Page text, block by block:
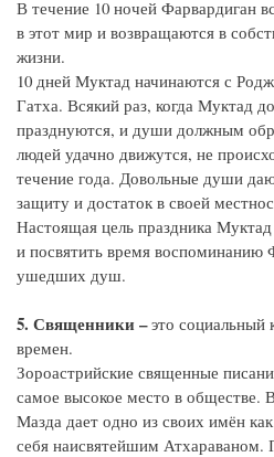
В течение 10 ночей Фарвардиган
в этот мир и возвращаются в
жизни.
10 дней Муктад начинаются с
Гатха. Всякий раз, когда Муктад
празднуются, и души должным
людей удачно движутся, не
течение года. Довольные души
защиту и достаток в своей
Настоящая цель праздника
и посвятить время
ушедших душ.
5. Священники –это социальный
времен.
Зороастрийские священные
самое высокое место в
Мазда дает одно из своих имён
себя наисвятейшим Атхараваном.